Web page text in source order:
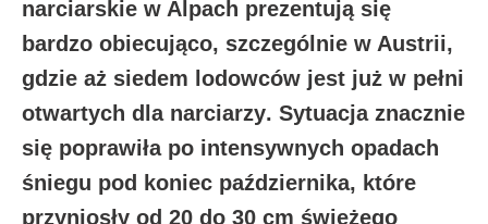
narciarskie w Alpach prezentują się
bardzo obiecująco, szczególnie w Austrii,
gdzie aż siedem lodowców jest już w pełni
otwartych dla narciarzy. Sytuacja znacznie
się poprawiła po intensywnych opadach
śniegu pod koniec października, które
przyniosły od 20 do 30 cm świeżego